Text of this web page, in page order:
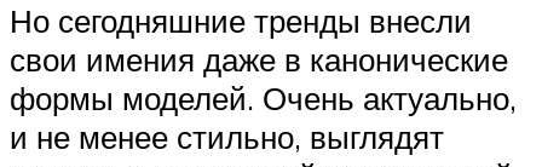
Но сегодняшние тренды внесли
свои имения даже в канонические
формы моделей. Очень актуально,
и не менее стильно, выглядят